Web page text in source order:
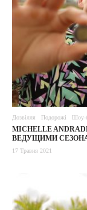
Дозвілля Подорожі Шоу-
MICHELLE
ВЕДУЩИМИ
17 Травня 2021